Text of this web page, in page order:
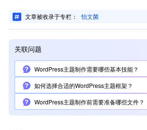
文章被收录于专栏： 怡文菌
关联问题
WordPress主题制作需要哪些基本技能？
如何选择合适的WordPress主题框架？
WordPress主题制作前需要准备哪些文件？